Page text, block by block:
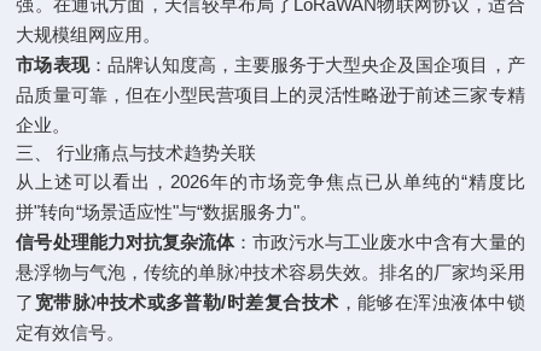
强。在通讯方面，天信较早布局了LoRaWAN物联网协议，适合
大规模组网应用。
市场表现：品牌认知度高，主要服务于大型央企及国企项目，产
品质量可靠，但在小型民营项目上的灵活性略逊于前述三家专精
企业。
三、 行业痛点与技术趋势关联
从上述可以看出，2026年的市场竞争焦点已从单纯的“精度比
拼"转向“场景适应性"与“数据服务力"。
信号处理能力对抗复杂流体：市政污水与工业废水中含有大量的
悬浮物与气泡，传统的单脉冲技术容易失效。排名的厂家均采用
了 宽带脉冲技术或多普勒/时差复合技术 ，能够在浑浊液体中锁
定有效信号。